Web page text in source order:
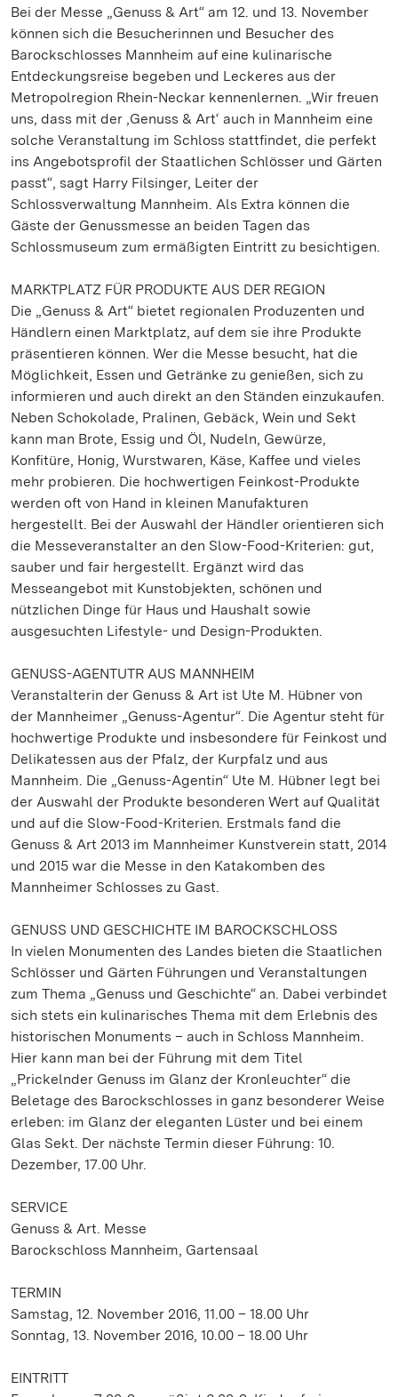
Bei der Messe „Genuss & Art“ am 12. und 13. November
können sich die Besucherinnen und Besucher des
Barockschlosses Mannheim auf eine kulinarische
Entdeckungsreise begeben und Leckeres aus der
Metropolregion Rhein-Neckar kennenlernen. „Wir freuen
uns, dass mit der ‚Genuss & Art‘ auch in Mannheim eine
solche Veranstaltung im Schloss stattfindet, die perfekt
ins Angebotsprofil der Staatlichen Schlösser und Gärten
passt“, sagt Harry Filsinger, Leiter der
Schlossverwaltung Mannheim. Als Extra können die
Gäste der Genussmesse an beiden Tagen das
Schlossmuseum zum ermäßigten Eintritt zu besichtigen.
MARKTPLATZ FÜR PRODUKTE AUS DER REGION
Die „Genuss & Art“ bietet regionalen Produzenten und
Händlern einen Marktplatz, auf dem sie ihre Produkte
präsentieren können. Wer die Messe besucht, hat die
Möglichkeit, Essen und Getränke zu genießen, sich zu
informieren und auch direkt an den Ständen einzukaufen.
Neben Schokolade, Pralinen, Gebäck, Wein und Sekt
kann man Brote, Essig und Öl, Nudeln, Gewürze,
Konfitüre, Honig, Wurstwaren, Käse, Kaffee und vieles
mehr probieren. Die hochwertigen Feinkost-Produkte
werden oft von Hand in kleinen Manufakturen
hergestellt. Bei der Auswahl der Händler orientieren sich
die Messeveranstalter an den Slow-Food-Kriterien: gut,
sauber und fair hergestellt. Ergänzt wird das
Messeangebot mit Kunstobjekten, schönen und
nützlichen Dinge für Haus und Haushalt sowie
ausgesuchten Lifestyle- und Design-Produkten.
GENUSS-AGENTUTR AUS MANNHEIM
Veranstalterin der Genuss & Art ist Ute M. Hübner von
der Mannheimer „Genuss-Agentur“. Die Agentur steht für
hochwertige Produkte und insbesondere für Feinkost und
Delikatessen aus der Pfalz, der Kurpfalz und aus
Mannheim. Die „Genuss-Agentin“ Ute M. Hübner legt bei
der Auswahl der Produkte besonderen Wert auf Qualität
und auf die Slow-Food-Kriterien. Erstmals fand die
Genuss & Art 2013 im Mannheimer Kunstverein statt, 2014
und 2015 war die Messe in den Katakomben des
Mannheimer Schlosses zu Gast.
GENUSS UND GESCHICHTE IM BAROCKSCHLOSS
In vielen Monumenten des Landes bieten die Staatlichen
Schlösser und Gärten Führungen und Veranstaltungen
zum Thema „Genuss und Geschichte“ an. Dabei verbindet
sich stets ein kulinarisches Thema mit dem Erlebnis des
historischen Monuments – auch in Schloss Mannheim.
Hier kann man bei der Führung mit dem Titel
„Prickelnder Genuss im Glanz der Kronleuchter“ die
Beletage des Barockschlosses in ganz besonderer Weise
erleben: im Glanz der eleganten Lüster und bei einem
Glas Sekt. Der nächste Termin dieser Führung: 10.
Dezember, 17.00 Uhr.
SERVICE
Genuss & Art. Messe
Barockschloss Mannheim, Gartensaal
TERMIN
Samstag, 12. November 2016, 11.00 – 18.00 Uhr
Sonntag, 13. November 2016, 10.00 – 18.00 Uhr
EINTRITT